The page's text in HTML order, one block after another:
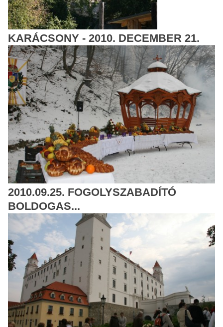
KARÁCSONY - 2010. DECEMBER 21.
2010.09.25. FOGOLYSZABADÍTÓ
BOLDOGAS...